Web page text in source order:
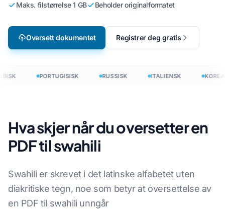
Maks. filstørrelse 1 GB Beholder originalformatet
Oversett dokumentet Registrer deg gratis
PORTUGISISK RUSSISK ITALIENSK
Hva skjer når du oversetter en
PDF til swahili
Swahili er skrevet i det latinske alfabetet uten
diakritiske tegn, noe som betyr at oversettelse av
en PDF til swahili unngår